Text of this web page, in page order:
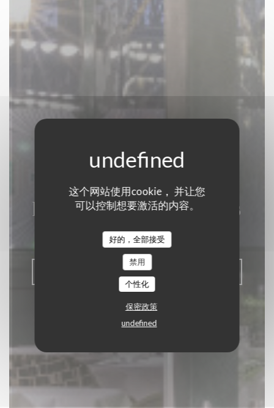
这个网站使用cookie， 并让您
可以控制想要激活的内容。
好的，全部接受
禁用
个性化
保密政策
undefined
La Closerie des Lilas
美食餐厅|PARIS
预订餐位